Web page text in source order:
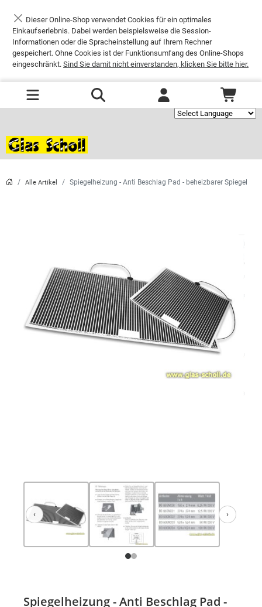
Schließen
Dieser Online-Shop verwendet Cookies für ein optimales
Einkaufserlebnis. Dabei werden beispielsweise die Session-
Informationen oder die Spracheinstellung auf Ihrem Rechner
gespeichert. Ohne Cookies ist der Funktionsumfang des Online-Shops
eingeschränkt. Sind Sie damit nicht einverstanden, klicken Sie bitte hier.
Alle Artikel Spiegelheizung - Anti Beschlag Pad - beheizbarer Spiegel
‹
Zurück
›
Weiter
Spiegelheizung - Anti Beschlag Pad -